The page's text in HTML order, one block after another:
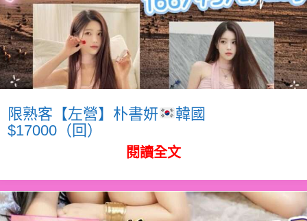
限熟客【左營】朴書妍
韓國
$17000（回）
閱讀全文